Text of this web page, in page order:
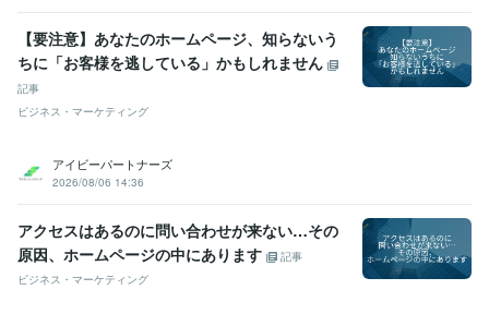
【要注意】あなたのホームページ、知らないう
ちに「お客様を逃している」かもしれません
記事
ビジネス・マーケティング
アイビーパートナーズ
2026/08/06 14:36
アクセスはあるのに問い合わせが来ない…その
原因、ホームページの中にあります
記事
ビジネス・マーケティング